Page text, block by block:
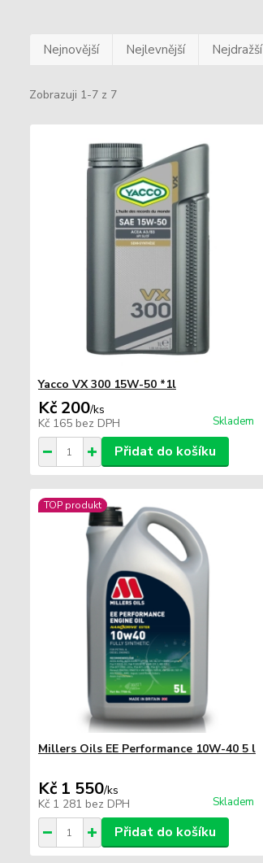
Nejnovější Nejlevnější Nejdražší
Zobrazuji 1-7 z 7
Yacco VX 300 15W-50 *1l
Kč 200/ks
Kč 165 bez DPH Skladem
Přidat do košíku
TOP produkt
Millers Oils EE Performance 10W-40 5 l
Kč 1 550/ks
Kč 1 281 bez DPH Skladem
Přidat do košíku